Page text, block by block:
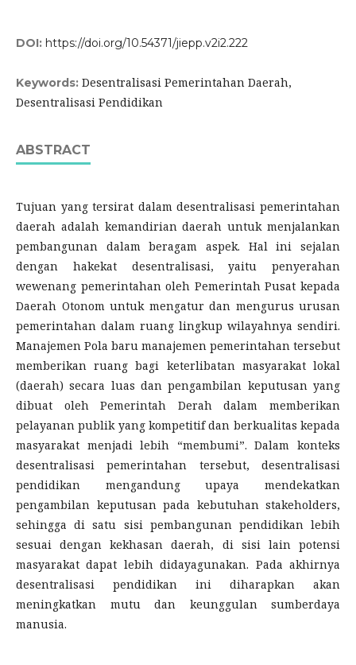
DOI: https://doi.org/10.54371/jiepp.v2i2.222
Keywords: Desentralisasi Pemerintahan Daerah,
Desentralisasi Pendidikan
ABSTRACT
Tujuan yang tersirat dalam desentralisasi pemerintahan
daerah adalah kemandirian daerah untuk menjalankan
pembangunan dalam beragam aspek. Hal ini sejalan
dengan hakekat desentralisasi, yaitu penyerahan
wewenang pemerintahan oleh Pemerintah Pusat kepada
Daerah Otonom untuk mengatur dan mengurus urusan
pemerintahan dalam ruang lingkup wilayahnya sendiri.
Manajemen Pola baru manajemen pemerintahan tersebut
memberikan ruang bagi keterlibatan masyarakat lokal
(daerah) secara luas dan pengambilan keputusan yang
dibuat oleh Pemerintah Derah dalam memberikan
pelayanan publik yang kompetitif dan berkualitas kepada
masyarakat menjadi lebih “membumi”. Dalam konteks
desentralisasi pemerintahan tersebut, desentralisasi
pendidikan mengandung upaya mendekatkan
pengambilan keputusan pada kebutuhan stakeholders,
sehingga di satu sisi pembangunan pendidikan lebih
sesuai dengan kekhasan daerah, di sisi lain potensi
masyarakat dapat lebih didayagunakan. Pada akhirnya
desentralisasi pendidikan ini diharapkan akan
meningkatkan mutu dan keunggulan sumberdaya
manusia.